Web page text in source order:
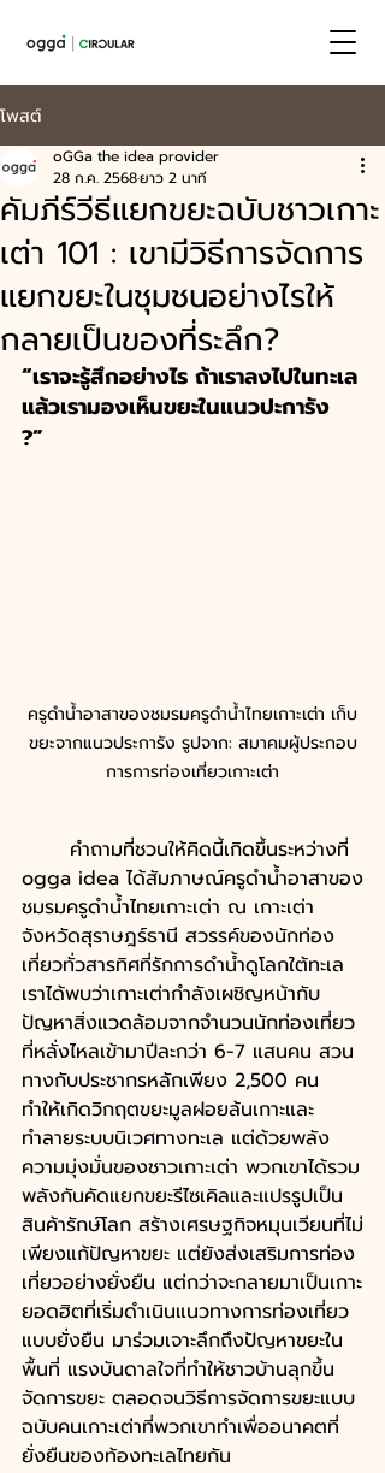
โพสต์
คัมภีร์วีธีแยกขยะฉบับชาวเกาะ
เต่า 101 : เขามีวิธีการจัดการ
แยกขยะในชุมชนอย่างไรให้
กลายเป็นของที่ระลึก?
oGGa the idea provider
28 ก.ค. 2568ยาว 2 นาที
“เราจะรู้สึกอย่างไร ถ้าเราลงไปในทะเล
แล้วเรามองเห็นขยะในแนวปะการัง
?”
ครูดำน้ำอาสาของชมรมครูดำน้ำไทยเกาะเต่า เก็บ
ขยะจากแนวประการัง รูปจาก: สมาคมผู้ประกอบ
การการท่องเที่ยวเกาะเต่า
ogga idea ได้สัมภาษณ์ครูดำน้ำอาสาของ
ชมรมครูดำน้ำไทยเกาะเต่า ณ เกาะเต่า
จังหวัดสุราษฎร์ธานี สวรรค์ของนักท่อง
เที่ยวทั่วสารทิศที่รักการดำน้ำดูโลกใต้ทะเล
เราได้พบว่าเกาะเต่ากำลังเผชิญหน้ากับ
ปัญหาสิ่งแวดล้อมจากจำนวนนักท่องเที่ยว
ที่หลั่งไหลเข้ามาปีละกว่า 6-7 แสนคน สวน
ทางกับประชากรหลักเพียง 2,500 คน
ทำให้เกิดวิกฤตขยะมูลฝอยล้นเกาะและ
ทำลายระบบนิเวศทางทะเล แต่ด้วยพลัง
ความมุ่งมั่นของชาวเกาะเต่า พวกเขาได้รวม
พลังกันคัดแยกขยะรีไซเคิลและแปรรูปเป็น
สินค้ารักษ์โลก สร้างเศรษฐกิจหมุนเวียนที่ไม่
เพียงแก้ปัญหาขยะ แต่ยังส่งเสริมการท่อง
เที่ยวอย่างยั่งยืน แต่กว่าจะกลายมาเป็นเกาะ
ยอดฮิตที่เริ่มดำเนินแนวทางการท่องเที่ยว
แบบยั่งยืน มาร่วมเจาะลึกถึงปัญหาขยะใน
พื้นที่ แรงบันดาลใจที่ทำให้ชาวบ้านลุกขึ้น
จัดการขยะ ตลอดจนวิธีการจัดการขยะแบบ
ฉบับคนเกาะเต่าที่พวกเขาทำเพื่ออนาคตที่
ยั่งยืนของท้องทะเลไทยกัน